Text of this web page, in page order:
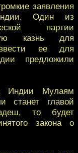
заявления
Один из
партии
казнь для
ее для
предложили
Индии Мулаям
станет главой
то будет
закона о